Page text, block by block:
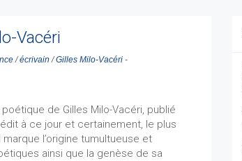
Vacéri
/écrivain /Gilles Milo-Vacéri -
de Gilles Milo-Vacéri, publié
à ce jour et certainement, le plus
l’origine tumultueuse et
ainsi que la genèse de sa